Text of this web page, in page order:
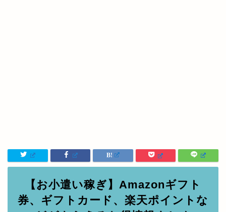
【お小遣い稼ぎ】Amazonギフト
券、ギフトカード、楽天ポイントな